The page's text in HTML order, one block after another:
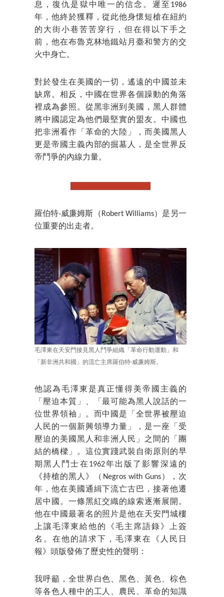
息，復仇是獄中唯一的信念。遲至1986
年，他終於獲釋，從此他身懷短槍在紐約
的大街小巷苦苦穿行，但在得以下手之
前，他在布魯克林地鐵站月臺和警方的交
火中身亡。
對於發生在美國的一切，遙遠的中國並未
缺席。相反，中國在世界各個躁動的角落
裡成為參照。從黑非洲到美國，黑人群體
將中國認定為他們最堅實的盟友。中國也
把非洲看作「革命的大陸」，而美國黑人
更是帝國主義內部的掘墓人，是全世界反
帝鬥爭的內線力量。
羅伯特·威廉姆斯（Robert Williams）是另一
位重要的出走者。
毛澤東在天安門接見黑人鬥爭組織「革命行動運動」和
「新非洲共和國」的流亡主席羅伯特·威廉姆斯。
他認為毛澤東是真正懂得美帝國主義的
「壓迫本質」、「最可能為黑人說話的一
位世界領袖」。而中國是「全世界被壓迫
人民的一個新興領導力量」，是一座「受
壓迫的美國黑人和非洲人民」之間的「團
結的橋樑」。這位實踐武裝自衛原則的早
期黑人鬥士在1962年出版了影響深遠的
《持槍的黑人》（Negros with Guns），次
年，他在美國通緝下流亡古巴，接著他遷
居中國。一條黑紅交織的線索逐漸展開。
他在中國最著名的照片是他在天安門城樓
上讓毛澤東給他的《毛主席語錄》上簽
名。在他的請求下，毛澤東在《人民日
報》頭版發佈了歷史性的聲明：
我呼籲，全世界白色、黑色、黃色、棕色
等各色人種中的工人、農民、革命的知識